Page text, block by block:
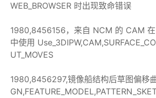
WEB_BROWSER 时出现致命错误
1980,8456156，来自 NCM 的 CAM
中使用
UT_MOVES
1980,8456297,镜像船结构后草图偏移